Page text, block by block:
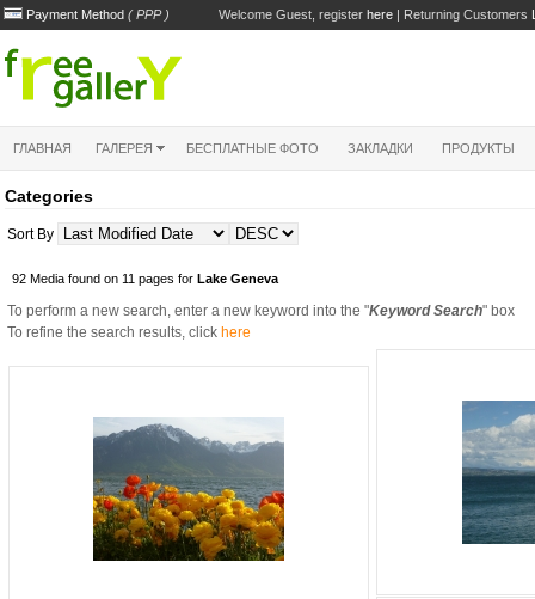
Payment Method ( PPP ) Welcome Guest, register here | Returning Customers
ГЛАВНАЯ ГАЛЕРЕЯ БЕСПЛАТНЫЕ ФОТО ЗАКЛАДКИ ПРОДУКТЫ
Categories
Sort By
92 Media found on 11 pages for Lake Geneva
To perform a new search, enter a new keyword into the "Keyword Search" box
To refine the search results, click here